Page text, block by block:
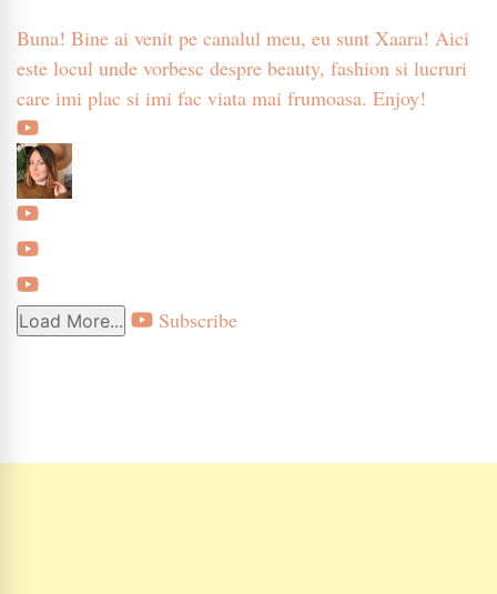
Buna! Bine ai venit pe canalul meu, eu sunt Xaara! Aici
este locul unde vorbesc despre beauty, fashion si lucruri
care imi plac si imi fac viata mai frumoasa. Enjoy!
Load More... Subscribe